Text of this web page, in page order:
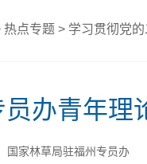
热点专题 > 学习贯彻党
办青年理
家林草局驻福州专员办